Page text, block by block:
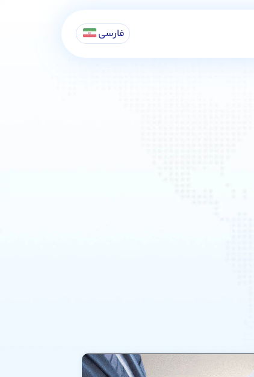
فارسی